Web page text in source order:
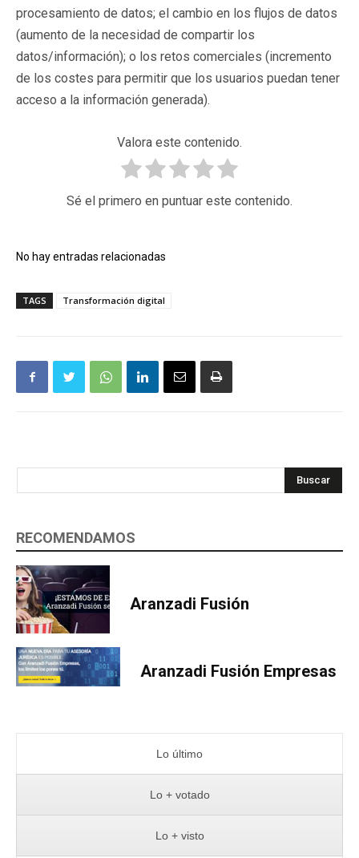
procesamiento de datos; el cambio en los flujos de datos
(aumento de la necesidad de compartir los
datos/información); o los retos comerciales (incremento
de los costes para permitir que los usuarios puedan tener
acceso a la información generada).
Valora este contenido.
Sé el primero en puntuar este contenido.
No hay entradas relacionadas
TAGS Transformación digital
Buscar
RECOMENDAMOS
Aranzadi Fusión
Aranzadi Fusión Empresas
Lo último
Lo + votado
Lo + visto